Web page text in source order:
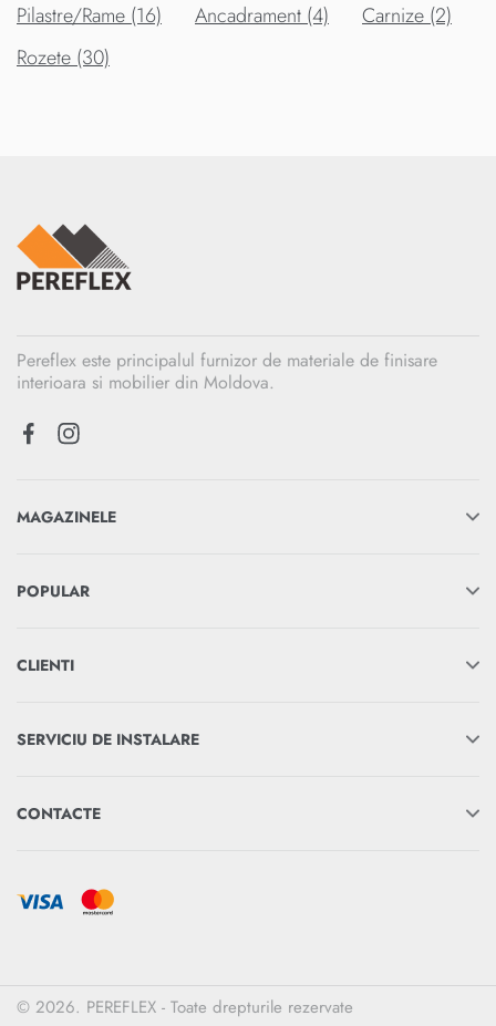
Pilastre/Rame (16)
Ancadrament (4)
Carnize (2)
Rozete (30)
Pereflex este principalul furnizor de materiale de finisare
interioara si mobilier din Moldova.
MAGAZINELE
POPULAR
CLIENTI
SERVICIU DE INSTALARE
CONTACTE
© 2026. PEREFLEX - Toate drepturile rezervate